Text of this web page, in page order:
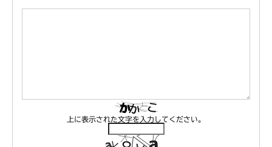
上に表示された文字を入力してください。